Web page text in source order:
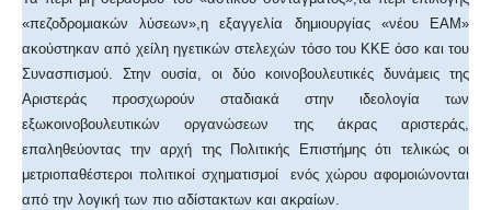
«πεζοδρομιακών λύσεων»,η εξαγγελία δημιουργίας «νέου ΕΑΜ»
ακούστηκαν από χείλη ηγετικών στελεχών τόσο του ΚΚΕ όσο και του
Συνασπισμού. Στην ουσία, οι δύο κοινοβουλευτικές δυνάμεις της
Αριστεράς προσχωρούν σταδιακά στην ιδεολογία των
εξωκοινοβουλευτικών οργανώσεων της άκρας αριστεράς,
επαληθεύοντας την αρχή της Πολιτικής Επιστήμης ότι τελικώς οι
μετριοπαθέστεροι πολιτικοί σχηματισμοί ενός χώρου αφομοιώνονται
από την λογική των πιο αδίστακτων και ακραίων.